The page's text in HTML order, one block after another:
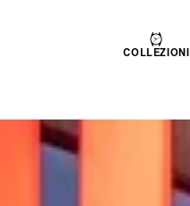
COLLEZIONI